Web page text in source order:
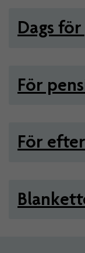
Dags
För
För